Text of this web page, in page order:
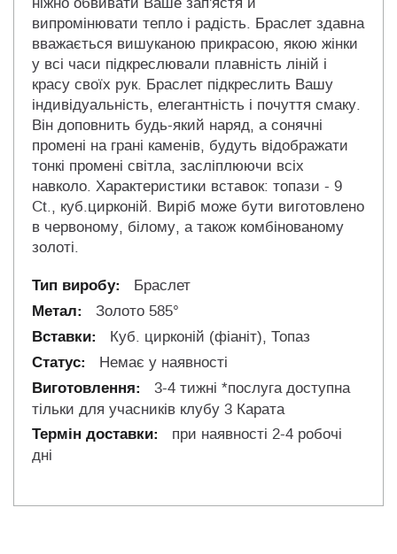
випромінювати тепло і радість. Браслет здавна
вважається вишуканою прикрасою, якою жінки
у всі часи підкреслювали плавність ліній і
красу своїх рук. Браслет підкреслить Вашу
індивідуальність, елегантність і почуття смаку.
Він доповнить будь-який наряд, а сонячні
промені на грані каменів, будуть відображати
тонкі промені світла, засліплюючи всіх
навколо. Характеристики вставок: топази - 9
Ct., куб.цирконій. Виріб може бути виготовлено
в червоному, білому, а також комбінованому
золоті.
Браслет
Золото 585°
Куб. цирконій (фіаніт), Топаз
Немає у наявності
3-4 тижні *послуга доступна
тільки для учасників клубу 3 Карата
при наявності 2-4 робочі
дні